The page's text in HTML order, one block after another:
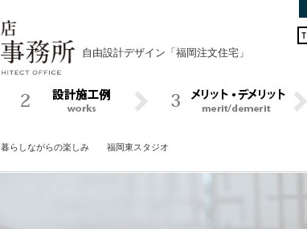
自由設計デザイン 「福岡注文住宅」
暮らしながらの楽しみ 福岡東スタジオ